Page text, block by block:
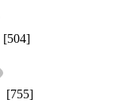
[504]
[755]